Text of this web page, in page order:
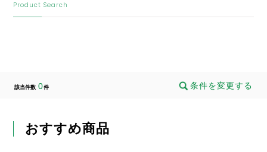
Product Search
該当件数 0件 条件を変更する
おすすめ商品